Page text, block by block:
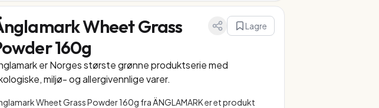
Wheet Grass
160g
Lagre
er Norges største grønne produktserie med
miljø- og allergivennlige varer.
Wheet Grass Powder 160g fra ÄNGLAMARK er et produkt